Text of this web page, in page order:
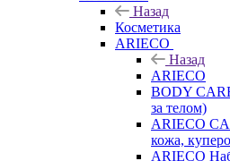
Назад
Косметика
ARIECO
Назад
ARIECO
BODY
за телом)
ARIECO
кожа,
ARIECO